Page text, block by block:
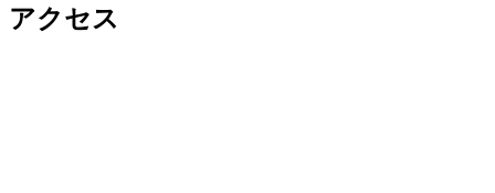
アクセス